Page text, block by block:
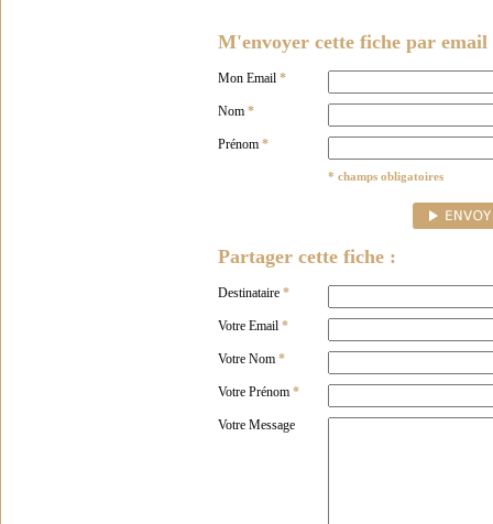
M'envoyer cette fiche par email
Mon Email *
Nom *
Prénom *
* champs obligatoires
Partager cette fiche :
Destinataire *
Votre Email *
Votre Nom *
Votre Prénom *
Votre Message